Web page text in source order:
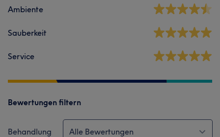
Ambiente
Sauberkeit
Service
Bewertungen filtern
Behandlung Alle Bewertungen